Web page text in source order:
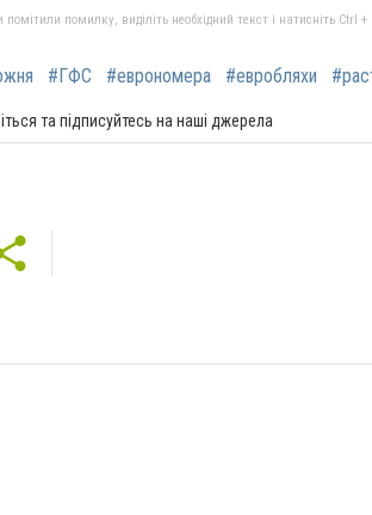
помилку, виділіть необхідний текст і натисніть Ctrl
#ГФС #еврономера #евробляхи
та підписуйтесь на наші джерела